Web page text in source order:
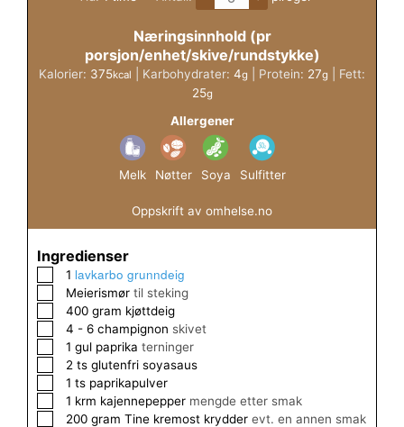
Næringsinnhold (pr
porsjon/enhet/skive/rundstykke)
Kalorier: 375kcal Karbohydrater: 4g Protein: 27g
Fett:
25g
Allergener
Melk Nøtter Soya Sulfitter
Oppskrift av omhelse.no
Ingredienser
▢
1 lavkarbo grunndeig
▢Meierismør til steking
▢
400 gram kjøttdeig
▢
4 - 6 champignon skivet
▢
1 gul paprika terninger
▢2 ts glutenfri soyasaus
▢
1 ts paprikapulver
▢
1 krm kajennepepper mengde etter smak
▢200 gram Tine kremost krydder evt. en annen smak